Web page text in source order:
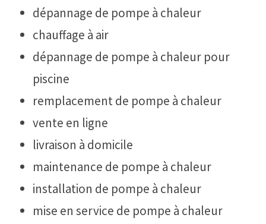
dépannage de pompe à chaleur
chauffage à air
dépannage de pompe à chaleur pour
piscine
remplacement de pompe à chaleur
vente en ligne
livraison à domicile
maintenance de pompe à chaleur
installation de pompe à chaleur
mise en service de pompe à chaleur